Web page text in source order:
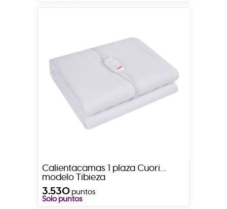
Calientacamas 1 plaza Cuori
modelo Tibieza
3.530puntos
Solo puntos